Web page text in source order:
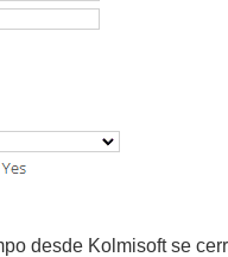
desde Kolmisoft se